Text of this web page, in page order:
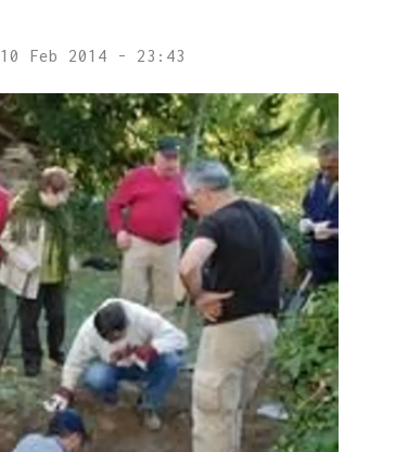
10 Feb 2014 - 23:43